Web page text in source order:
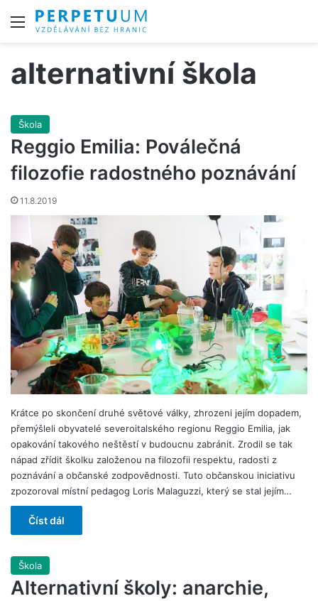
Menu
alternativní škola
Škola
Reggio Emilia: Poválečná
filozofie radostného poznávání
11.8.2019
Krátce po skončení druhé světové války, zhrozeni jejím dopadem,
přemýšleli obyvatelé severoitalského regionu Reggio Emilia, jak
opakování takového neštěstí v budoucnu zabránit. Zrodil se tak
nápad zřídit školku založenou na filozofii respektu, radosti z
poznávání a občanské zodpovědnosti. Tuto občanskou iniciativu
zpozoroval místní pedagog Loris Malaguzzi, který se stal jejím…
Číst dál
Škola
Alternativní školy: anarchie,